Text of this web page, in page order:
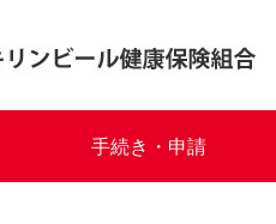
手続き・申請